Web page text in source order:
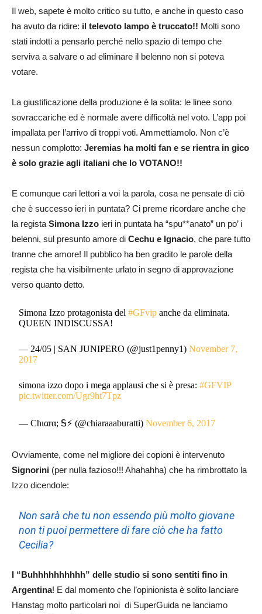
Il web, sapete è molto critico su tutto, e anche in questo caso
ha avuto da ridire: il televoto lampo è truccato!! Molti sono
stati indotti a pensarlo perché nello spazio di tempo che
serviva a salvare o ad eliminare il belenno non si poteva
votare.
La giustificazione della produzione è la solita: le linee sono
sovraccariche ed è normale avere difficoltà nel voto. L’app poi
impallata per l’arrivo di troppi voti. Ammettiamolo. Non c’è
nessun complotto: Jeremias ha molti fan e se rientra in gico
è solo grazie agli italiani che lo VOTANO!!
E comunque cari lettori a voi la parola, cosa ne pensate di ciò
che è successo ieri in puntata? Ci preme ricordare anche che
la regista Simona Izzo ieri in puntata ha “spu**anato” un po’ i
belenni, sul presunto amore di Cechu e Ignacio, che pare tutto
tranne che amore! Il pubblico ha ben gradito le parole della
regista che ha visibilmente urlato in segno di approvazione
verso quanto detto.
Simona Izzo protagonista del#GFvip anche da eliminata.
QUEEN INDISCUSSA!
— 24/05 | SAN JUNIPERO (@just1penny1)November 7,
2017
simona izzo dopo i mega applausi che si è presa:#GFVIP
pic.twitter.com/Ugr9ht7Tpz
— Chιαrα; Ꭶ⚡️ (@chiaraaaburatti)November 6, 2017
Ovviamente, come nel migliore dei copioni è intervenuto
Signorini (per nulla fazioso!!! Ahahahha) che ha rimbrottato la
Izzo dicendole:
Non sarà che tu non essendo più molto giovane
non ti puoi permettere di fare ciò che ha fatto
Cecilia?
I “Buhhhhhhhhhh” delle studio si sono sentiti fino in
Argentina! E dal momento che l’opinionista è solito lanciare
Hanstag molto particolari noi di SuperGuida ne lanciamo